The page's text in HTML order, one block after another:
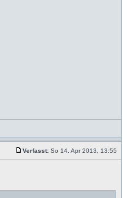
Verfasst: So 14. Apr 2013, 13:55